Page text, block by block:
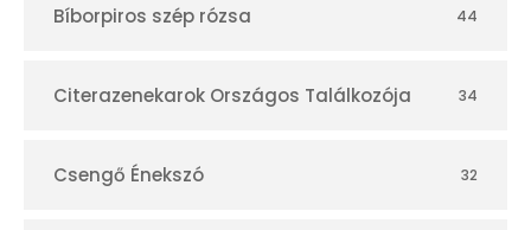
r
Bíborpiros szép rózsa 44
Citerazenekarok Országos Találkozója 34
Csengő Énekszó 32